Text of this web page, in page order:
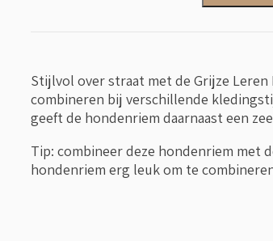
Stijlvol over straat met de Grijze
combineren bij verschillende
geeft de hondenriem daarnaast een
Tip: combineer deze hondenriem met
hondenriem erg leuk om te